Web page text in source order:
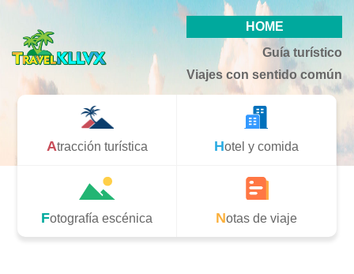
HOME
Guía turístico
Viajes con sentido común
Atracción turística Hotel y comida
Fotografía escénica Notas de viaje